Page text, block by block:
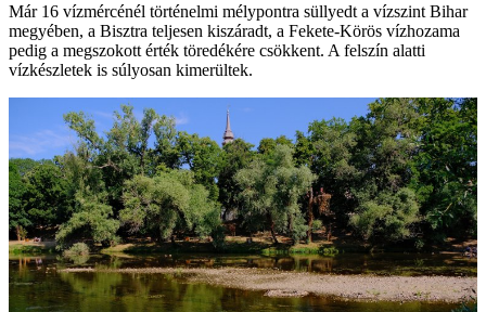
Már 16 vízmércénél történelmi mélypontra süllyedt a vízszint Bihar
megyében, a Bisztra teljesen kiszáradt, a Fekete-Körös vízhozama
pedig a megszokott érték töredékére csökkent. A felszín alatti
vízkészletek is súlyosan kimerültek.